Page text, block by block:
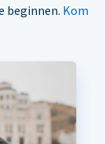
beginnen. Kom